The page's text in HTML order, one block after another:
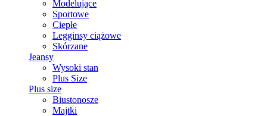
Modelujące
Sportowe
Ciepłe
Legginsy ciążowe
Skórzane
Jeansy
Wysoki stan
Plus Size
Plus size
Biustonosze
Majtki